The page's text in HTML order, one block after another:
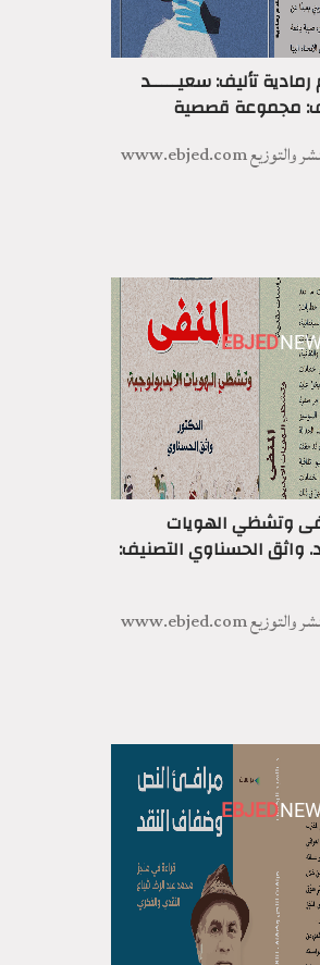
تأليف: سعيـــــد
مجموعة قصصية
مؤسسة ابجد للترجمة والنشر والتوزيع www.ebjed.com
EBJED
وتشظي الهويات
د. واثق الحسناوي التصنيف:
مؤسسة ابجد للترجمة والنشر والتوزيع www.ebjed.com
EBJED